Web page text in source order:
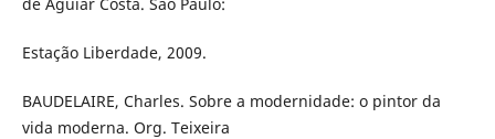
Estação Liberdade, 2009.
BAUDELAIRE, Charles. Sobre a modernidade: o pintor da
vida moderna. Org. Teixeira